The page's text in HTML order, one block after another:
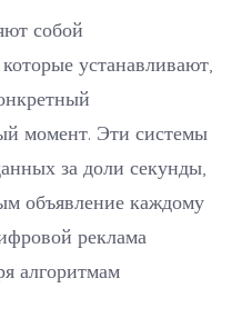
собой
устанавливают,
момент. Эти системы
за доли секунды,
объявление каждому
реклама
алгоритмам